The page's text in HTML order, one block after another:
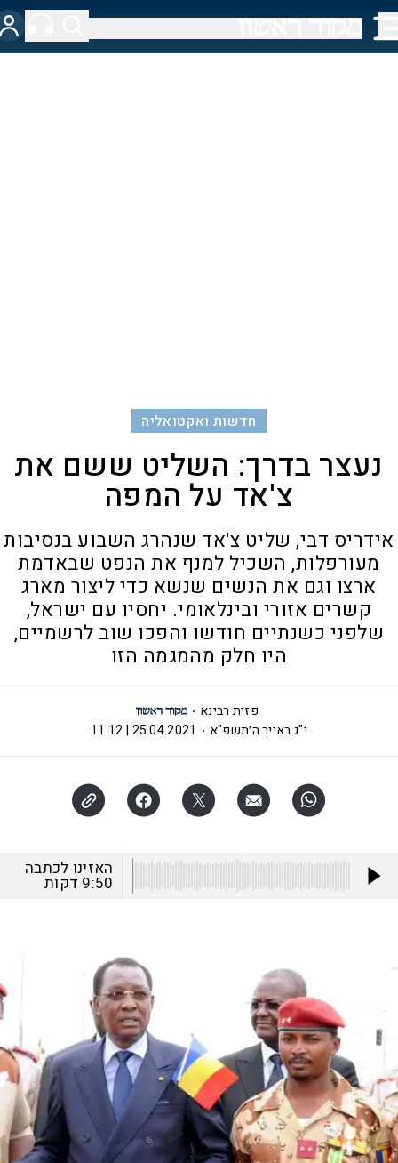
חדשות ואקטואליה
נעצר בדרך: השליט ששם את
צ'אד על המפה
אידריס דבי, שליט צ'אד שנהרג השבוע בנסיבות
מעורפלות, השכיל למנף את הנפט שבאדמת
ארצו וגם את הנשים שנשא כדי ליצור מארג
קשרים אזורי ובינלאומי. יחסיו עם ישראל,
שלפני כשנתיים חודשו והפכו שוב לרשמיים,
היו חלק מהמגמה הזו
פזית רבינא
י"ג באייר ה׳תשפ"א
25.04.2021 | 11:12
האזינו לכתבה
9:50 דקות